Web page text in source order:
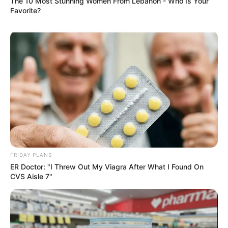
Погода
Ужгород
влажность:
давление:
ветер:
Погода на 10 дней отsinoptik.ua
Новини
Попит на нерухомість в Ужгороді зростає –
аналітика девелопера підтверджує
Favorite?
FRIDAY PLANS
ER Doctor: "I Threw Out My Viagra After What I Found On
CVS Aisle 7"